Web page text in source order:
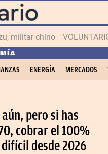
militar chino
ENERGÍA MERCADOS
pero si has
cobrar el 100%
desde 2026